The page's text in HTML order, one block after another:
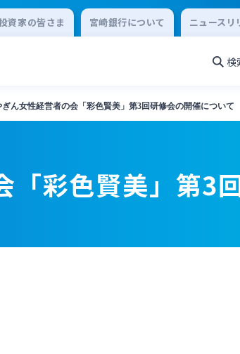
資家の皆さま 宮崎銀行について ニュースリ
検
ぎん女性経営者の会「彩色賢美」第3回研修会の開催について
「彩色賢美」第3